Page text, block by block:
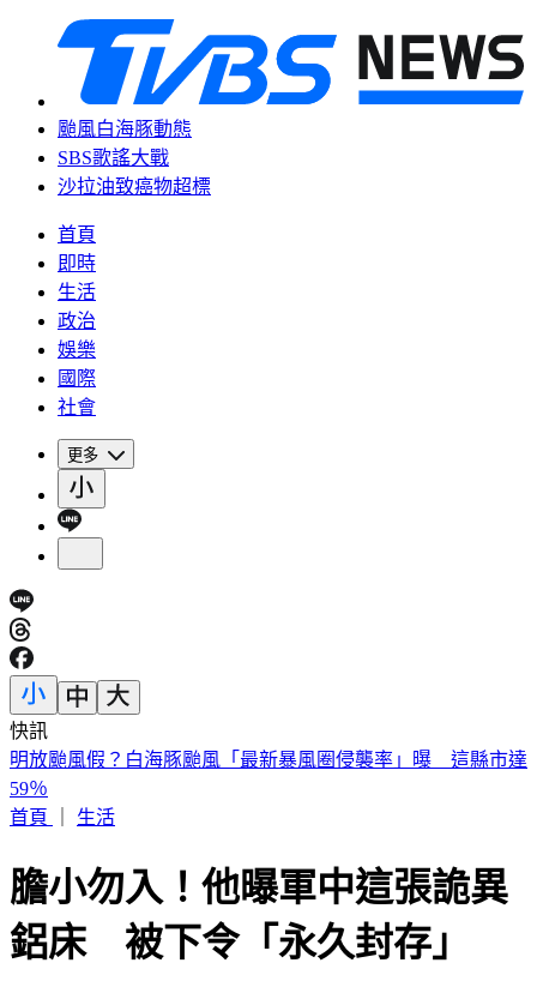
颱風白海豚動態
SBS歌謠大戰
沙拉油致癌物超標
首頁
即時
生活
政治
娛樂
國際
社會
更多
快訊
快訊／「蝴蝶姐姐」愷樂生了！雙胞胎女兒35週早產
首頁
膽小勿入！他曝軍中這張詭異
鋁床 被下令「永久封存」